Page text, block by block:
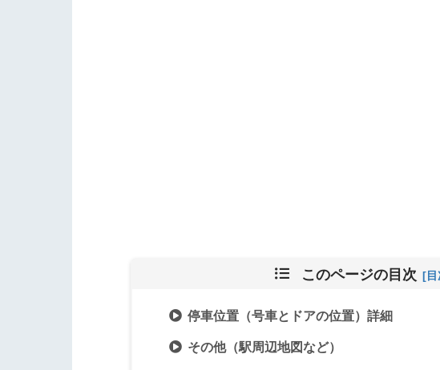
このページの目次
停車位置（号車とドアの位置）詳細
その他（駅周辺地図など）